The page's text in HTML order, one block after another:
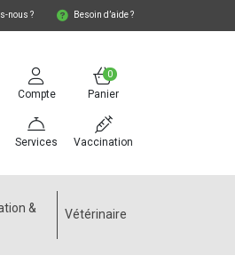
nous ? Besoin d’aide ?
Compte
Services
Panier
0
Vaccination
&
Vétérinaire